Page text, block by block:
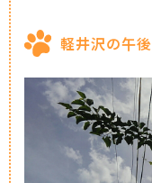
軽井沢の午後